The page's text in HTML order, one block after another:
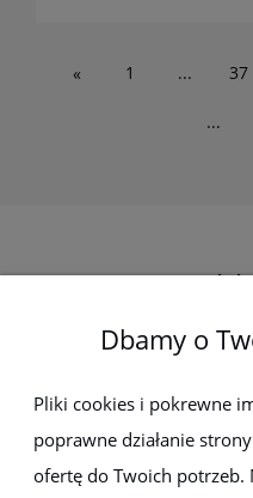
« 1 ... 37
...
Dbamy o
Pliki cookies i pokrewne
poprawne działanie
ofertę do Twoich potrzeb.